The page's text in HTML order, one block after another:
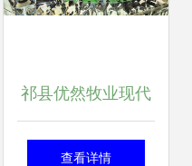
祁县优然牧业现代
化奶牛养殖示范牧
查看详情